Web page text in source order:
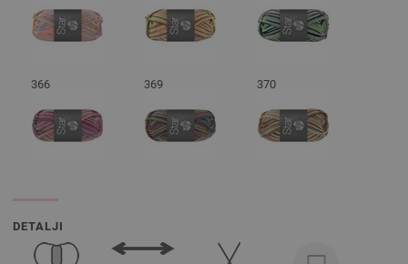
366 369 370
DETALJI